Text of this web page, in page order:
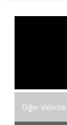
Diğer Videolar